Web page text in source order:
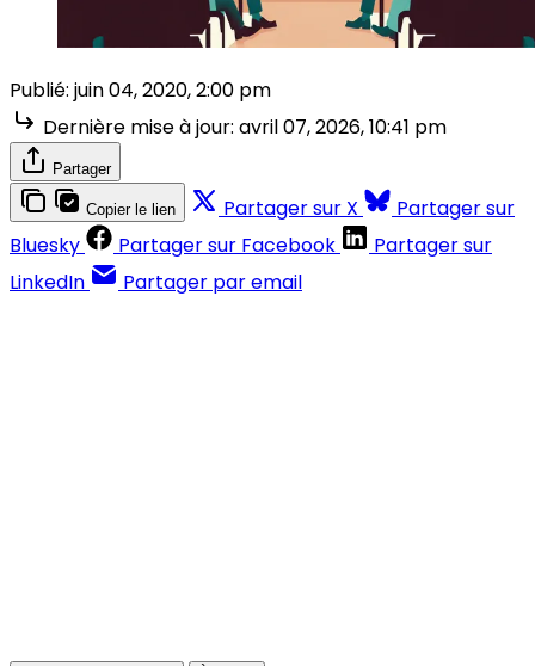
Publié: juin 04, 2020, 2:00 pm
Dernière mise à jour: avril 07, 2026, 10:41 pm
Partager
Copier le lien Partager sur X
Partager sur
Bluesky
Partager sur Facebook
Partager sur
LinkedIn
Partager par email